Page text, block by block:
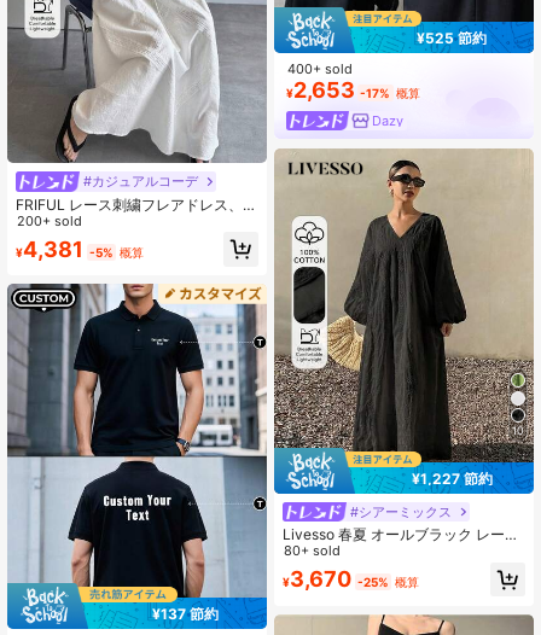
#カジュアルコーデ
FRIFUL レース刺繍フレアドレス、無
地カジュアルホリデードレス、ミュ
ージックフェスティバル、卒業式マ
キシドレスに適しています
200+ sold
¥4,381 -5% 概算
¥137 節約
¥525 節約
400+ sold
¥2,653 -17% 概算
Dazy
10
¥1,227 節約
#シアーミックス
Livesso 春夏 オールブラック レース
ホロウ Vネック 半袖 ルーズフィット
レディース ミディ丈 ワンピース サ
ンドレス バケーション
80+ sold
¥3,670 -25% 概算